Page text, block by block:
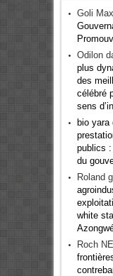
Goli
Odilon
plus
des
célébré
sens
bio yara
publics
du
Roland
white
Roch